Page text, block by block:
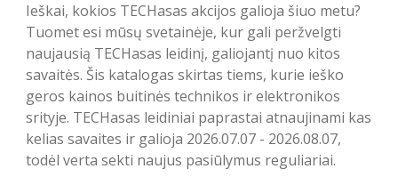
Ieškai, kokios TECHasas akcijos galioja šiuo metu?
Tuomet esi mūsų svetainėje, kur gali peržvelgti
naujausią TECHasas leidinį, galiojantį nuo kitos
savaitės. Šis katalogas skirtas tiems, kurie ieško
geros kainos buitinės technikos ir elektronikos
srityje. TECHasas leidiniai paprastai atnaujinami kas
kelias savaites ir galioja 2026.07.07 - 2026.08.07,
todėl verta sekti naujus pasiūlymus reguliariai.